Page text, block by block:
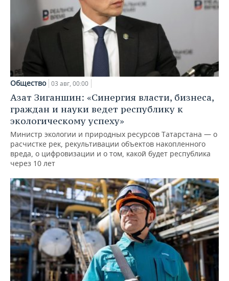
Общество 03 авг, 00:00
Азат Зиганшин: «Синергия власти, бизнеса,
граждан и науки ведет республику к
экологическому успеху»
Министр экологии и природных ресурсов Татарстана — о
расчистке рек, рекультивации объектов накопленного
вреда, о цифровизации и о том, какой будет республика
через 10 лет